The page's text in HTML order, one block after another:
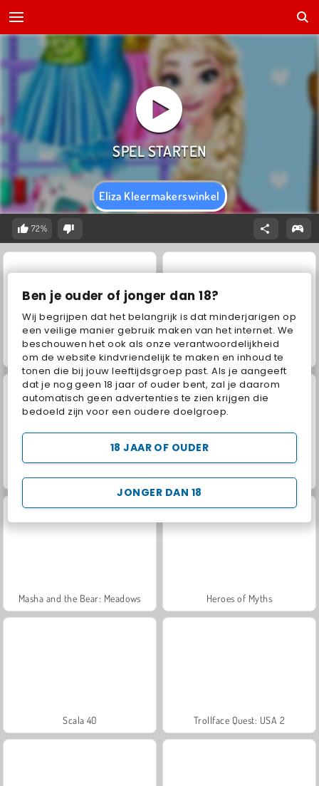
Ben je ouder of jonger dan 18?
Wij begrijpen dat het belangrijk is dat minderjarigen op
een veilige manier gebruik maken van het internet. We
beschouwen het ook als onze verantwoordelijkheid
om de website kindvriendelijk te maken en inhoud te
tonen die bij jouw leeftijdsgroep past. Als je aangeeft
dat je nog geen 18 jaar of ouder bent, zal je daarom
automatisch geen advertenties te zien krijgen die
bedoeld zijn voor een oudere doelgroep.
JONGER DAN 18
18 JAAR OF OUDER
Eliza Kleermakerswinkel
72%
Jewel Garden Story Juice Merge
Grand Mahjong Connect
Masha and the Bear: Meadows Heroes of Myths
Scala 40 Trollface Quest: USA 2